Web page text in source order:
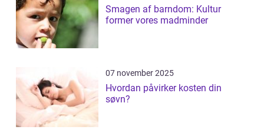
Smagen af barndom: Kultur
former vores madminder
07 november 2025
Hvordan påvirker kosten din
søvn?